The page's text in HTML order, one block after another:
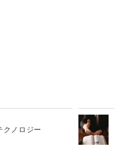
クノロジー